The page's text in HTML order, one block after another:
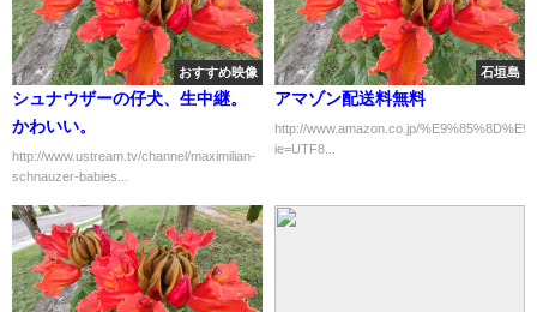
おすすめ映像
シュナウザーの仔犬、生中継。
かわいい。
http://www.ustream.tv/channel/maximilian-
schnauzer-babies...
石垣島
アマゾン配送料無料
http://www.amazon.co.jp/
ie=UTF8...